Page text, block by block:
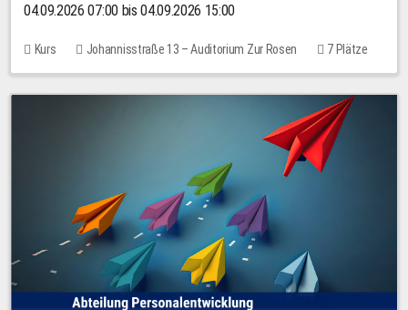
04.09.2026 07:00 bis 04.09.2026 15:00
Kurs Johannisstraße 13 – Auditorium Zur Rosen
7 Plätze
10,00 EUR